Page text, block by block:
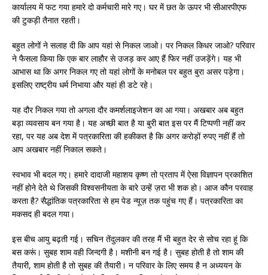
कार्यालय में फट गया हमारे दो कर्मचारी मारे गए। घर में छत के ऊपर भी सीआरपीएफ
की टुकड़ी तैनात रहती।
बहुत लोगों ने सलाह दी कि आप यहां से निकल जाओ। पर निकल किधर जाओ? परिवार
ने फैसला किया कि एक बार लाहौर से उजड़ कर आए हैं फिर नहीं उजड़ेंगे। यह भी
आभास था कि अगर निकल गए तो यहां लोगों के मनोबल पर बहुत बुरा असर पड़ेगा।
इसलिए राष्ट्रीय धर्म निभाया और यहां ही डटे रहे।
यह दौर निकल गया तो अगला दौर कमर्शलाइजेशन का आ गया। अखबार अब बहुत
बड़ा व्यवसाय बन गया है। यह अच्छी बात है या बुरी बात इस पर मैं टिप्पणी नहीं कर
रहा, पर यह अब देश में पत्रकारिता की हकीकत है कि अगर करोड़ों रुपए नहीं हैं तो
आप अखबार नहीं निकाल सकते।
स्वभाव भी बदल गए। हमारे दादाजी महाशय कृष्ण तो प्रताप में ऐसा विज्ञापन प्रकाशित
नहीं होने देते थे जिसकी विश्वसनीयता के बारे उन्हें ज़रा भी शक हो। आज कौन परवाह
करता है? सैद्धांतिक पत्रकारिता से हम पेड न्यूज़ तक पहुंच गए हैं। पत्रकारिता का
मकसद ही बदल गया।
इस बीच आयु बढ़ती गई। सचिन तेंदुलकर की तरह मैं भी बहुत देर से सोच रहा हूं कि
बस करूं। सुबह शाम वही जिन्दगी है। मशीनी बन गई है। सुबह होती है तो शाम की
तैयारी, शाम होती है तो सुबह की तैयारी। न परिवार के लिए समय है न अध्ययन के